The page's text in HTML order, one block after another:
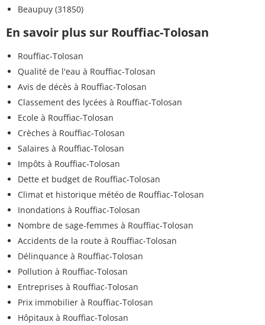
Beaupuy (31850)
En savoir plus sur Rouffiac-Tolosan
Rouffiac-Tolosan
Qualité de l'eau à Rouffiac-Tolosan
Avis de décès à Rouffiac-Tolosan
Classement des lycées à Rouffiac-Tolosan
Ecole à Rouffiac-Tolosan
Crèches à Rouffiac-Tolosan
Salaires à Rouffiac-Tolosan
Impôts à Rouffiac-Tolosan
Dette et budget de Rouffiac-Tolosan
Climat et historique météo de Rouffiac-Tolosan
Inondations à Rouffiac-Tolosan
Nombre de sage-femmes à Rouffiac-Tolosan
Accidents de la route à Rouffiac-Tolosan
Délinquance à Rouffiac-Tolosan
Pollution à Rouffiac-Tolosan
Entreprises à Rouffiac-Tolosan
Prix immobilier à Rouffiac-Tolosan
Hôpitaux à Rouffiac-Tolosan